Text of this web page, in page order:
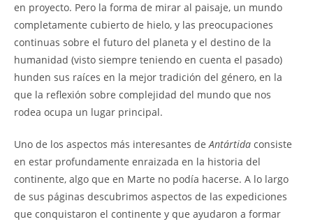
en proyecto. Pero la forma de mirar al paisaje, un mundo
completamente cubierto de hielo, y las preocupaciones
continuas sobre el futuro del planeta y el destino de la
humanidad (visto siempre teniendo en cuenta el pasado)
hunden sus raíces en la mejor tradición del género, en la
que la reflexión sobre complejidad del mundo que nos
rodea ocupa un lugar principal.
Uno de los aspectos más interesantes deAntártida consiste
en estar profundamente enraizada en la historia del
continente, algo que en Marte no podía hacerse. A lo largo
de sus páginas descubrimos aspectos de las expediciones
que conquistaron el continente y que ayudaron a formar